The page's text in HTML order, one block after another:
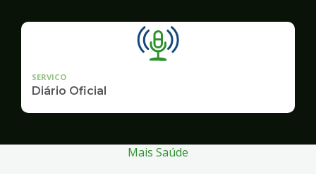
SERVICO
Diário Oficial
Mais Saúde